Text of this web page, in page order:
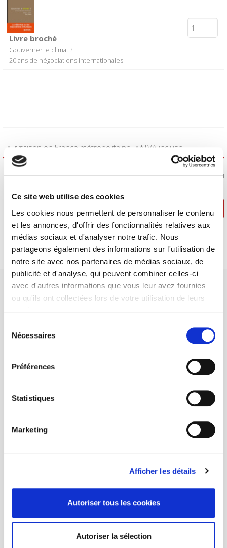
Ce site web utilise des cookies
Les cookies nous permettent de personnaliser le contenu
et les annonces, d'offrir des fonctionnalités relatives aux
médias sociaux et d'analyser notre trafic. Nous
partageons également des informations sur l'utilisation de
notre site avec nos partenaires de médias sociaux, de
publicité et d'analyse, qui peuvent combiner celles-ci
avec d'autres informations que vous leur avez fournies
ou qu'ils ont collectées lors de votre utilisation de leurs
Nécessaires
Préférences
Statistiques
Marketing
Afficher les détails
Autoriser tous les cookies
Autoriser la sélection
Livre broché
Gouverner le climat ?
20 ans de négociations internationales
*Livraison en France métropolitaine. **TVA incluse.
J'accepte lesconditions générales de vente: Oui
Poursuivre ma sélection Passer la commande
Maison d'édition dédiée aux sciences humaines et sociales, les
Presses de Sciences Po participent depuis leur création en 1976
FOREIGN RIGHTS
CONDITIONS GÉNÉRALES
4 sept. 2026